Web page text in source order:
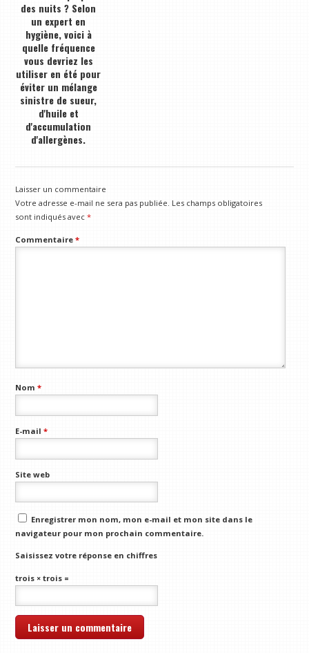
des nuits ? Selon
un expert en
hygiène, voici à
quelle fréquence
vous devriez les
utiliser en été pour
éviter un mélange
sinistre de sueur,
d'huile et
d'accumulation
d'allergènes.
Laisser un commentaire
Votre adresse e-mail ne sera pas publiée. Les champs obligatoires
sont indiqués avec*
Commentaire*
Nom*
E-mail*
Site web
Enregistrer mon nom, mon e-mail et mon site dans le
navigateur pour mon prochain commentaire.
Saisissez votre réponse en chiffres
trois × trois =